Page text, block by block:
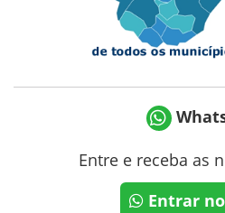
Entre e receba as
Entrar